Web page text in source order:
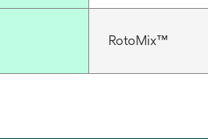
RotoMix™